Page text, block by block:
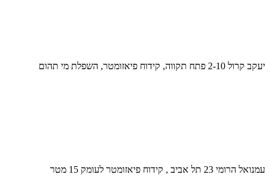
יעקב קרול 2-10 פתח תקווה, קידוח פיאזומטר, השפלת מי תהום
עמנואל הרומי 23 תל אביב , קידוח פיאזומטר לעומק 15 מטר